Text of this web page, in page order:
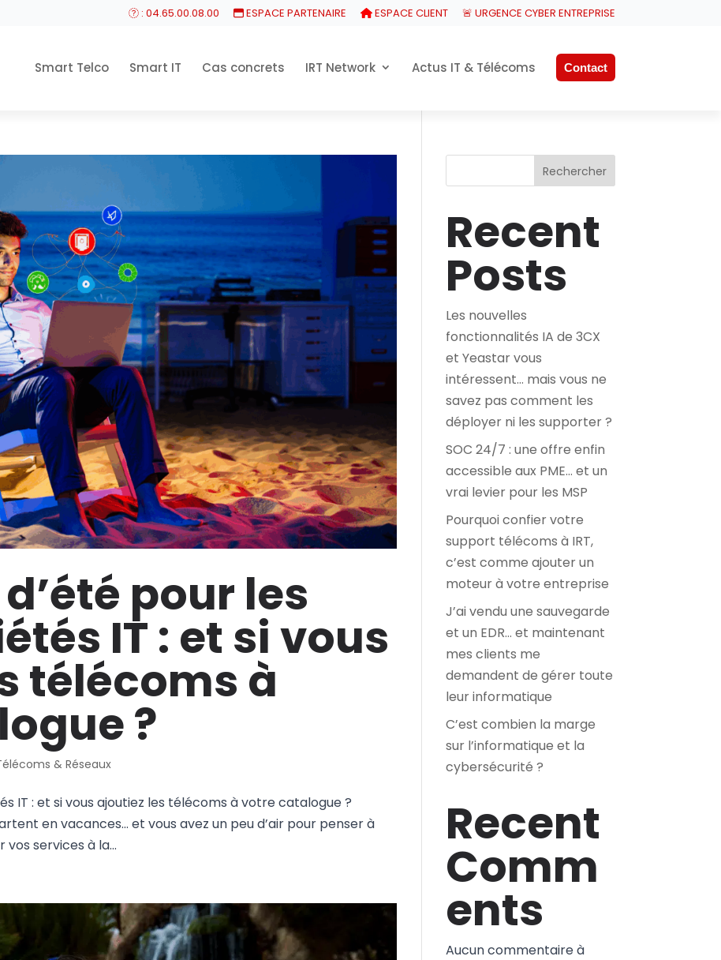
: 04.65.00.08.00 ESPACE PARTENAIRE ESPACE CLIENT 🚨 URGENCE CYBER ENTREPRISE
Smart Telco Smart IT Cas concrets IRT Network Actus IT & Télécoms Contact
pour les
IT : et si vous
télécoms à
?
& Réseaux
IT : et si vous ajoutiez les télécoms à votre catalogue ?
en vacances… et vous avez un peu d’air pour penser à
vos services à la...
Rechercher
Recent
Posts
Les nouvelles
fonctionnalités IA de 3CX
et Yeastar vous
intéressent… mais vous ne
savez pas comment les
déployer ni les supporter ?
SOC 24/7 : une offre enfin
accessible aux PME… et un
vrai levier pour les MSP
Pourquoi confier votre
support télécoms à IRT,
c’est comme ajouter un
moteur à votre entreprise
J’ai vendu une sauvegarde
et un EDR… et maintenant
mes clients me
demandent de gérer toute
leur informatique
C’est combien la marge
sur l’informatique et la
cybersécurité ?
Recent
Comm
ents
Aucun commentaire à